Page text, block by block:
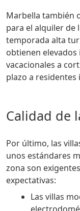
Marbella también ofrece excelentes oportunidades
para el alquiler de
temporada alta
obtienen
vacacionales a
plazo a
Calidad de
Por último, las villas de Marbella están construidas con
unos estándares
zona son
expectativas:
Las villas modernas suelen contar con